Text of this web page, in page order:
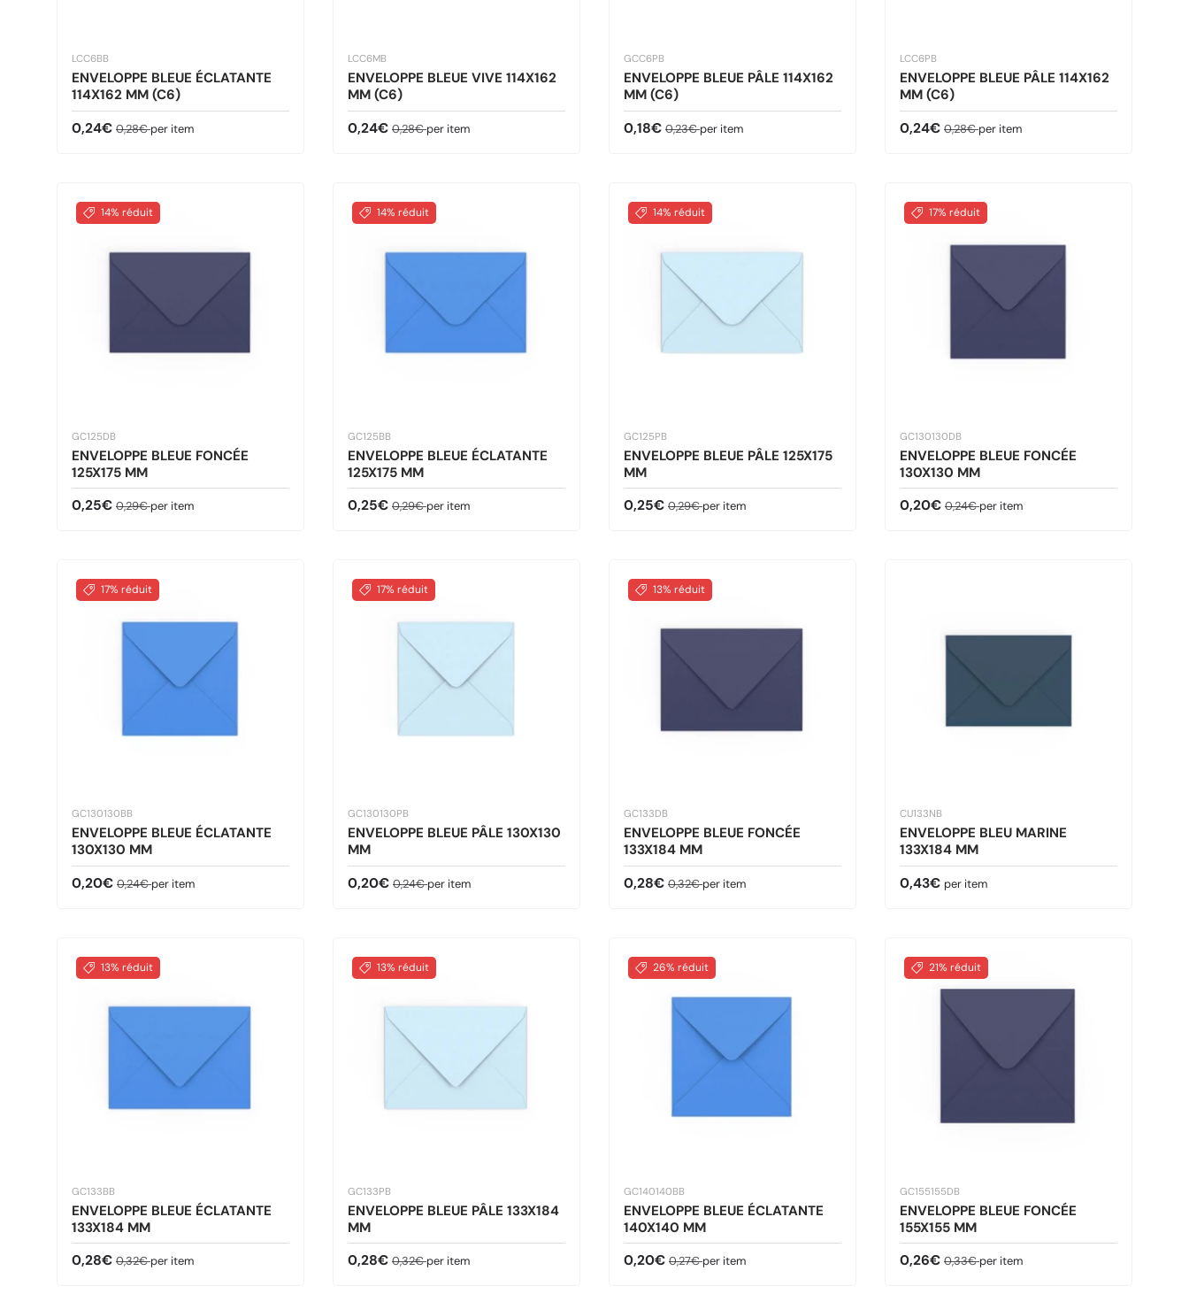
LCC6BB
ENVELOPPE BLEUE ÉCLATANTE
114X162 MM (C6)
Prix soldé
0,24€ Prix habituel
0,28€per item
LCC6MB
ENVELOPPE BLEUE VIVE 114X162
MM (C6)
Prix soldé
0,24€ Prix habituel
0,28€per item
GCC6PB
ENVELOPPE BLEUE PÂLE 114X162
MM (C6)
Prix soldé
0,18€ Prix habituel
0,23€per item
LCC6PB
ENVELOPPE BLEUE PÂLE 114X162
MM (C6)
Prix soldé
0,24€ Prix habituel
0,28€per item
14% réduit
GC125DB
ENVELOPPE BLEUE FONCÉE
125X175 MM
Prix soldé
0,25€ Prix habituel
0,29€per item
14% réduit
GC125BB
ENVELOPPE BLEUE ÉCLATANTE
125X175 MM
Prix soldé
0,25€ Prix habituel
0,29€per item
14% réduit
GC125PB
ENVELOPPE BLEUE PÂLE 125X175
MM
Prix soldé
0,25€ Prix habituel
0,29€per item
17% réduit
GC130130DB
ENVELOPPE BLEUE FONCÉE
130X130 MM
Prix soldé
0,20€ Prix habituel
0,24€per item
17% réduit
GC130130BB
ENVELOPPE BLEUE ÉCLATANTE
130X130 MM
Prix soldé
0,20€ Prix habituel
0,24€per item
17% réduit
GC130130PB
ENVELOPPE BLEUE PÂLE 130X130
MM
Prix soldé
0,20€ Prix habituel
0,24€per item
13% réduit
GC133DB
ENVELOPPE BLEUE FONCÉE
133X184 MM
Prix soldé
0,28€ Prix habituel
0,32€per item
CU133NB
ENVELOPPE BLEU MARINE
133X184 MM
Prix habituel
0,43€ per item
13% réduit
GC133BB
ENVELOPPE BLEUE ÉCLATANTE
133X184 MM
Prix soldé
0,28€ Prix habituel
0,32€per item
13% réduit
GC133PB
ENVELOPPE BLEUE PÂLE 133X184
MM
Prix soldé
0,28€ Prix habituel
0,32€per item
26% réduit
GC140140BB
ENVELOPPE BLEUE ÉCLATANTE
140X140 MM
Prix soldé
0,20€ Prix habituel
0,27€per item
21% réduit
GC155155DB
ENVELOPPE BLEUE FONCÉE
155X155 MM
Prix soldé
0,26€ Prix habituel
0,33€per item